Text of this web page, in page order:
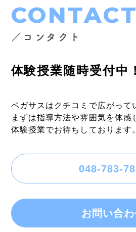
CONTACT
／コンタクト
体験授業随時受付中！
ペガサスはクチコミで広がって
まずは指導方法や雰囲気を体感
体験授業でお待ちしております。
048-783-
お問い合